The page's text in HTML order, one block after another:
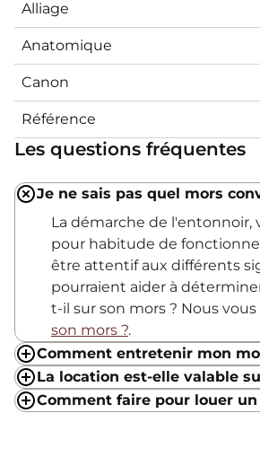
Alliage
Anatomique
Canon
Référence
Les questions fréquentes
Je ne sais pas quel mors
La démarche de l'entonnoir,
pour habitude de
être attentif aux différents
pourraient aider à
t-il sur son mors ? Nous
son mors ?.
Comment entretenir mon
La location est-elle valable
Comment faire pour louer un